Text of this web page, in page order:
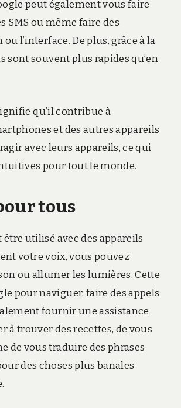
peut également vous faire
SMS ou même faire des
l’interface. De plus, grâce à la
sont souvent plus rapides qu’en
qu’il contribue à
et des autres appareils
avec leurs appareils, ce qui
pour tout le monde.
tous
utilisé avec des appareils
votre voix, vous pouvez
ou allumer les lumières. Cette
pour naviguer, faire des appels
fournir une assistance
à trouver des recettes, de vous
de vous traduire des phrases
des choses plus banales